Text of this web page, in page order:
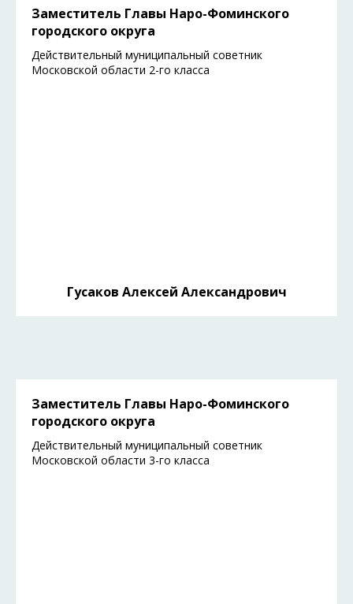
Заместитель Главы Наро-Фоминского
городского округа
Действительный муниципальный советник
Московской области 2-го класса
Гусаков Алексей Александрович
Заместитель Главы Наро-Фоминского
городского округа
Действительный муниципальный советник
Московской области 3-го класса